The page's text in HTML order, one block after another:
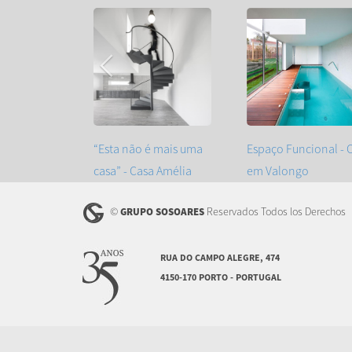
“Esta não é mais uma
casa” - Casa Amélia
Espaço Funcional -
em Valongo
©GRUPO SOSOARES Reservados Todos los Derechos
RUA DO CAMPO ALEGRE, 474
4150-170 PORTO - PORTUGAL